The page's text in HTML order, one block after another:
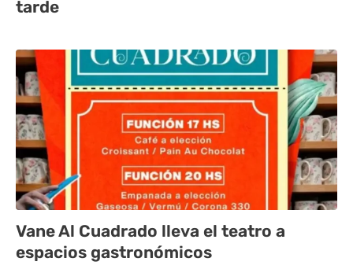
tarde
Vane Al Cuadrado lleva el teatro a
espacios gastronómicos